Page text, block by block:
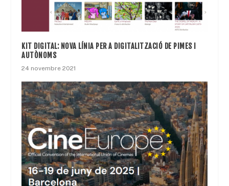
KIT DIGITAL: NOVA LÍNIA PER A DIGITALITZACIÓ DE PIMES I
AUTÒNOMS
24 novembre 2021